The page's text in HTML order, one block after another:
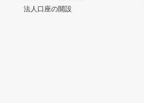
法人口座の開設